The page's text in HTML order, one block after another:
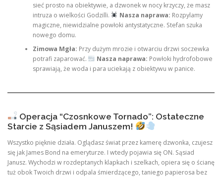
sieć prosto na obiektywie, a dzwonek w nocy krzyczy, że masz
intruza o wielkości Godzilli.
Nasza naprawa: Rozpylamy
magiczne, niewidzialne powłoki antystatyczne. Stefan szuka
nowego domu.
Zimowa Mgła: Przy dużym mrozie i otwarciu drzwi soczewka
potrafi zaparować.
Nasza naprawa: Powłoki hydrofobowe
sprawiają, że woda i para uciekają z obiektywu w panice.
Operacja “Czosnkowe Tornado”: Ostateczne
Starcie z Sąsiadem Januszem!
Wszystko pięknie działa. Oglądasz świat przez kamerę dzwonka, czujesz
się jak James Bond na emeryturze. I wtedy pojawia się ON. Sąsiad
Janusz. Wychodzi w rozdeptanych klapkach i szelkach, opiera się o ścianę
tuż obok Twoich drzwi i odpala śmierdzącego, taniego papierosa bez